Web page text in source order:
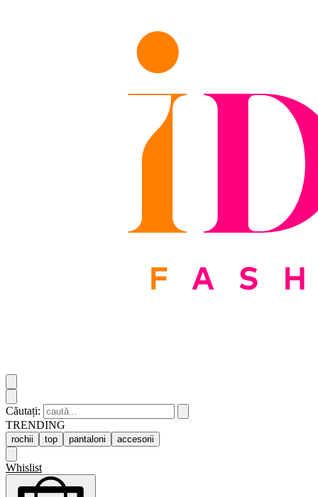
Căutați:
TRENDING
rochii top pantaloni accesorii
Whislist